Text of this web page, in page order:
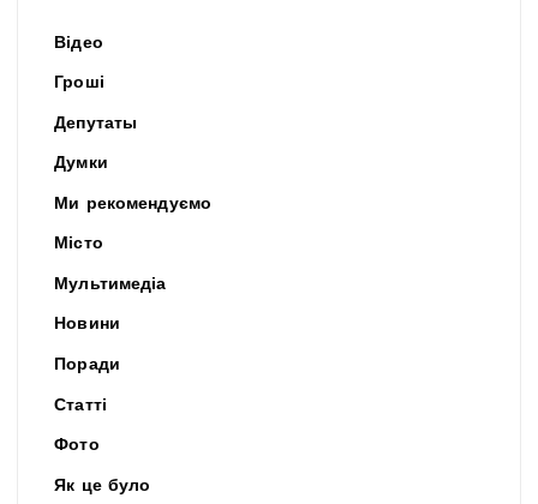
Відео
Гроші
Депутаты
Думки
Ми рекомендуємо
Місто
Мультимедіа
Новини
Поради
Статті
Фото
Як це було